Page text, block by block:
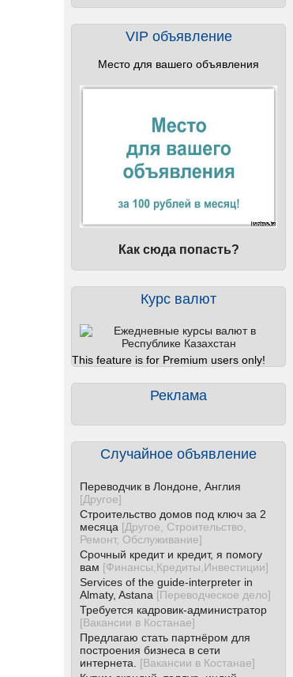
VIP объявление
Место для вашего объявления
Как сюда попасть?
Курс валют
This feature is for Premium users only!
Реклама
Случайное объявление
Переводчик в Лондоне, Англия
[Другое]
Строительство домов под ключ за 2
месяца [Другое, Строительство,
Ремонт, Обслуживание]
Срочный кредит и кредит, я помогу
вам [Финансы,Кредиты,Инвестиции]
Services of the guide-interpreter in
Almaty, Astana [Переводческое дело]
Требуется кадровик-администратор
[Вакансии в Костанае]
Предлагаю стать партнёром для
построения бизнеса в сети
интернета.
[Вакансии в Костанае]